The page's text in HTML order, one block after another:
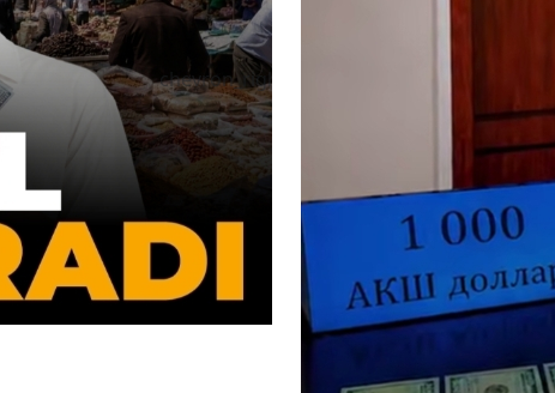
Эбола балоси:
сони
chevron_right